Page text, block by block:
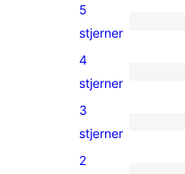
1
5-
star
5
stjerner
1
4-
star
4
stjerner
0
3-
3
stjerner
2